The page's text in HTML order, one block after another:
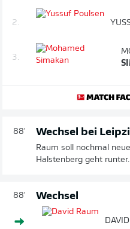
2.
3.
88' Wechsel bei
Raum soll nochmal
Halstenberg geht runter.
88' Wechsel
DAVID